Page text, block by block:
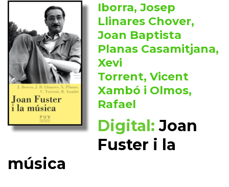
Iborra, Josep
Llinares Chover,
Joan Baptista
Planas Casamitjana,
Xevi
Torrent, Vicent
Xambó i Olmos,
Rafael
Digital: Joan
Fuster i la
música